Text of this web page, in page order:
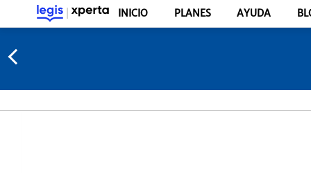
INICIO PLANES AYUDA